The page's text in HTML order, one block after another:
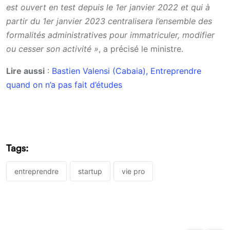
est ouvert en test depuis le 1er janvier 2022 et qui à
partir du 1er janvier 2023 centralisera l’ensemble des
formalités administratives pour immatriculer, modifier
ou cesser son activité », a précisé le ministre.
Lire aussi : Bastien Valensi (Cabaia), Entreprendre
quand on n’a pas fait d’études
Tags:
entreprendre startup vie pro